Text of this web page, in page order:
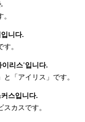
니다.
。
리스'입니다.
「アイリス」です。
스입니다.
カスです。